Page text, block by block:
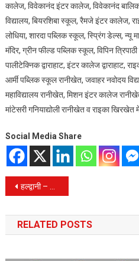
कालेज, विवेकानंद इंटर कालेज, विवेकानंद
विद्यालय, बियरशिबा स्कूल, रैमजे इंटर कालेज,
लोधिया, शारदा पब्लिक स्कूल, स्प्रिंग डेल्स, न्यू
मंदिर, ग्रीन फील्ड पब्लिक स्कूल, विपिन
पालीटेक्निक द्वाराहाट, इंटर कालेज
आर्मी पब्लिक स्कूल रानीखेत, जवाहर नवोदय
महाविद्यालय रानीखेत, मिशन इंटर कालेज
मांटेसरी गनियाद्योली रानीखेत व राइका खिरखेत
Social Media Share
Post
navigation
हल्द्वानी – धामी बोले..हम तो पंचायत कर के ही किसी निर्णय पर पहुंचने वालों में से हैं..
RELATED POSTS